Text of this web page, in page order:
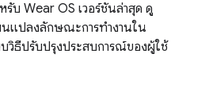
บ Wear OS เวอร์ชันล่าสุด ดู
นแปลงลักษณะการทำงานใน
วิธีปรับปรุงประสบการณ์ของผู้ใช้